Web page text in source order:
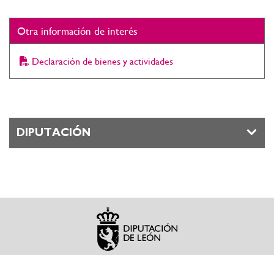
Otra información de interés
Declaración de bienes y actividades
DIPUTACIÓN